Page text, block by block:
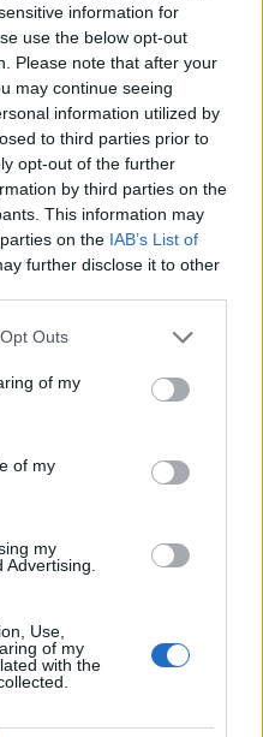
information for
use the below opt-out
Please note that after your
may continue seeing
information utilized by
to third parties prior to
opt-out of the further
by third parties on the
This information may
on the IAB’s List of
further disclose it to other
Outs
of my
of my
my
Use,
of my
with the
Ελλάδα η 46χρονη
εβδομάδες για μεγάλες
την αχαριστία, 22 χρόνια
να ξεχάσουν ότι
της επέκτασης του
κοντά στη
και 13 τραυματίες
μπέιζμπολ: Μπαστούνι
και τραυμάτισε θεατή